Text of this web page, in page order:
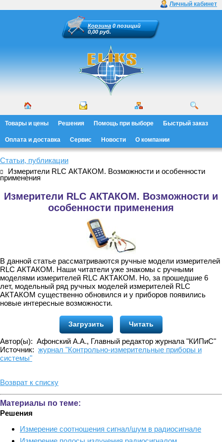
Личный кабинет
Корзина 0 позиций
0,00 руб.
Товары и цены Решения Помощь при выборе Быстрый заказ
Оплата и доставка Сервис Новости О компании
Статьи, публикации
Измерители RLC АКТАКОМ. Возможности и особенности
применения
Измерители RLC АКТАКОМ. Возможности и
особенности применения
В данной статье рассматриваются ручные модели измерителей
RLC АКТАКОМ. Наши читатели уже знакомы с ручными
моделями измерителей RLC АКТАКОМ. Но, за прошедшие 6
лет, модельный ряд ручных моделей измерителей RLC
АКТАКОМ существенно обновился и у приборов появились
новые интересные возможности.
Загрузить Читать
Автор(ы): Афонский А.А., Главный редактор журнала "КИПиС"
Источник: журнал "Контрольно-измерительные приборы и
системы"
Возврат к списку
Материалы по теме:
Решения
Измерение соотношения сигнал/шум в радиосигнале